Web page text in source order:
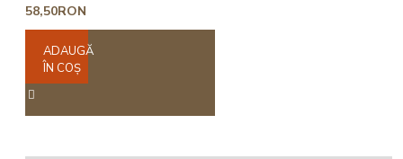
58,50RON
ADAUGĂ
ÎN COŞ